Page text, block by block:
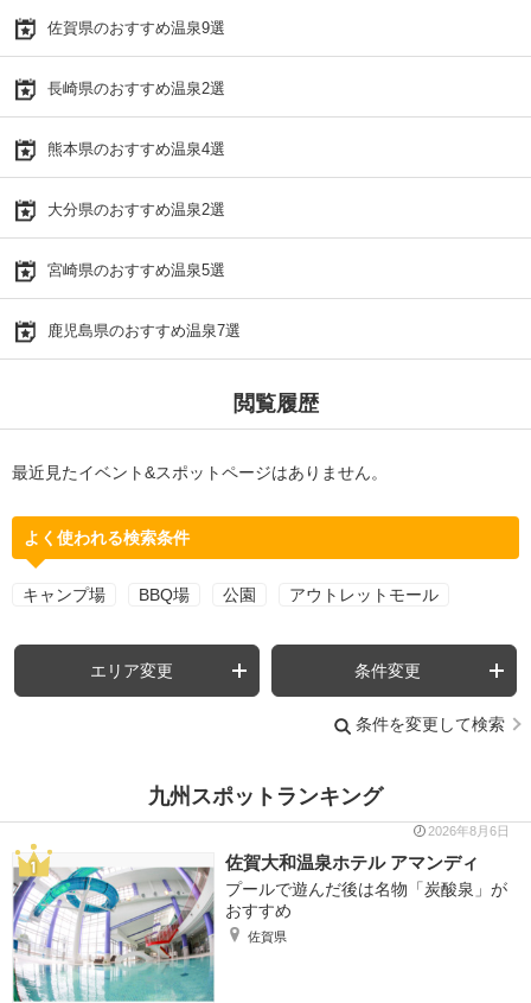
佐賀県のおすすめ温泉9選
長崎県のおすすめ温泉2選
熊本県のおすすめ温泉4選
大分県のおすすめ温泉2選
宮崎県のおすすめ温泉5選
鹿児島県のおすすめ温泉7選
閲覧履歴
最近見たイベント&スポットページはありません。
よく使われる検索条件
キャンプ場 BBQ場 公園 アウトレットモール
エリア変更 条件変更
条件を変更して検索
九州スポットランキング
2026年8月6日
佐賀大和温泉ホテル アマンディ
プールで遊んだ後は名物「炭酸泉」が
おすすめ
佐賀県